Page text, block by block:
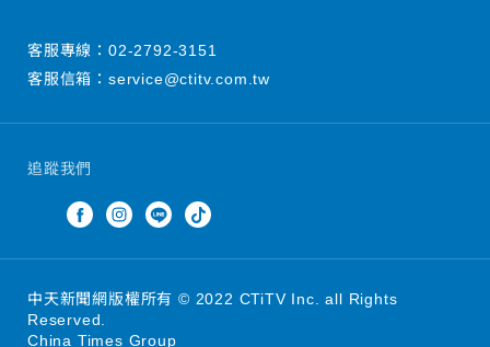
追蹤我們
客服專線： 02-2792-3151
客服信箱： service@ctitv.com.tw
中天新聞網版權所有 © 2022 CTiTV Inc. all Rights
Reserved.
China Times Group